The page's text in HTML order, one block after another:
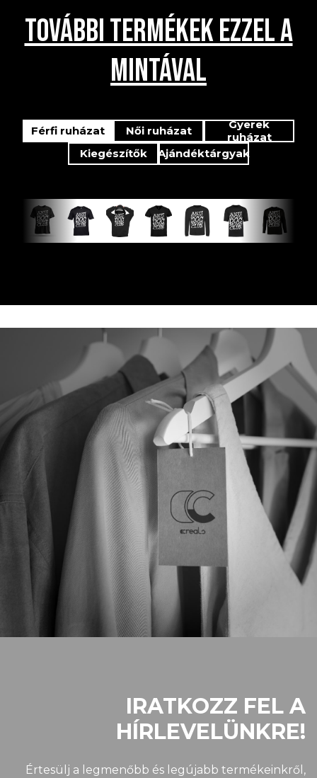
TOVÁBBI TERMÉKEK EZZEL A
MINTÁVAL
Férfi ruházat Női ruházat
Gyerek
ruházat
Kiegészítők
Ajándéktárgyak
IRATKOZZ FEL A
HÍRLEVELÜNKRE!
Értesülj a legmenőbb és legújabb termékeinkről,